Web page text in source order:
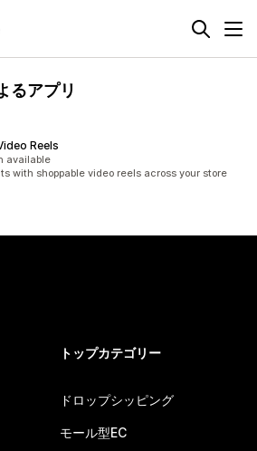
るアプリ
Reels
available
with shoppable video reels across your store
トップカテゴリー
ドロップシッピング
モール型EC